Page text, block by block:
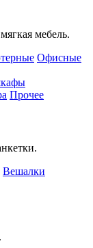
мебель.
Офисные
Прочее
Вешалки